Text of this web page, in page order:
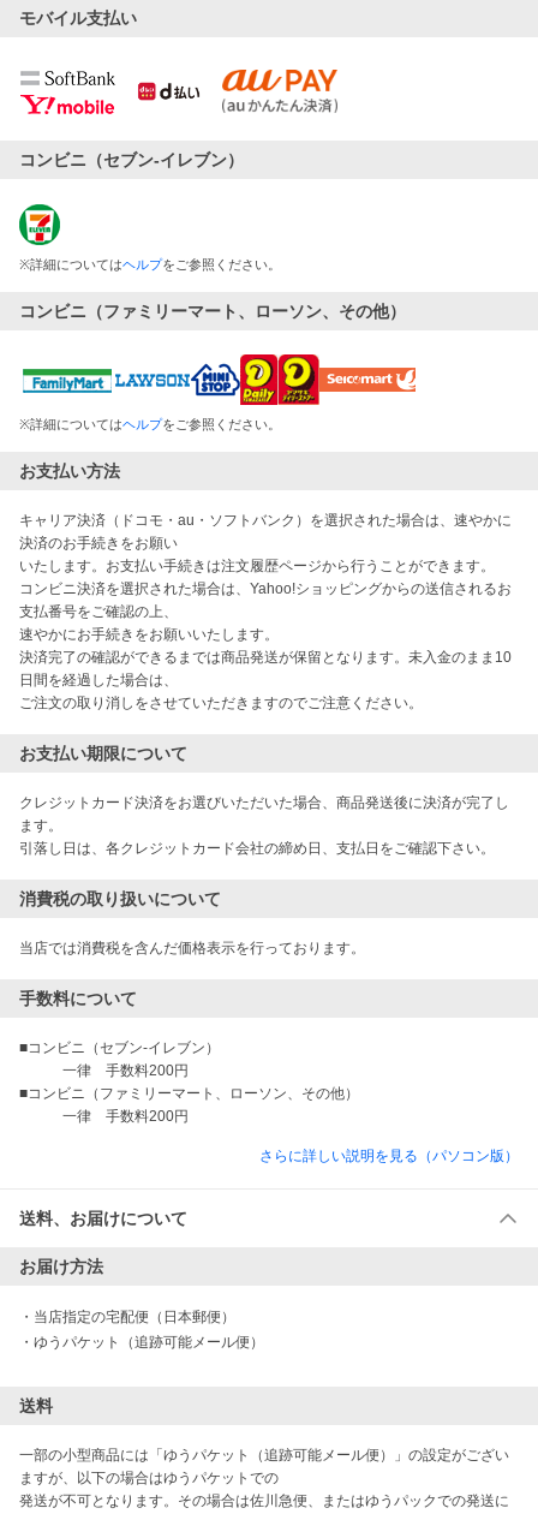
モバイル支払い
コンビニ（セブン-イレブン）
※詳細についてはヘルプをご参照ください。
コンビニ（ファミリーマート、ローソン、その他）
※詳細についてはヘルプをご参照ください。
お支払い方法
キャリア決済（ドコモ・au・ソフトバンク）を選択された場合は、速やかに
決済のお手続きをお願い
いたします。お支払い手続きは注文履歴ページから行うことができます。
コンビニ決済を選択された場合は、Yahoo!ショッピングからの送信されるお
支払番号をご確認の上、
速やかにお手続きをお願いいたします。
決済完了の確認ができるまでは商品発送が保留となります。未入金のまま10
日間を経過した場合は、
ご注文の取り消しをさせていただきますのでご注意ください。
お支払い期限について
クレジットカード決済をお選びいただいた場合、商品発送後に決済が完了し
ます。
引落し日は、各クレジットカード会社の締め日、支払日をご確認下さい。
消費税の取り扱いについて
当店では消費税を含んだ価格表示を行っております。
手数料について
■コンビニ（セブン-イレブン）
一律　手数料200円
■コンビニ（ファミリーマート、ローソン、その他）
さらに詳しい説明を見る（パソコン版）
送料、お届けについて
お届け方法
・ 当店指定の宅配便（日本郵便）
・ ゆうパケット（追跡可能メール便）
送料
一部の小型商品には「ゆうパケット（追跡可能メール便）」の設定がござい
ますが、以下の場合はゆうパケットでの
発送が不可となります。その場合は佐川急便、またはゆうパックでの発送に